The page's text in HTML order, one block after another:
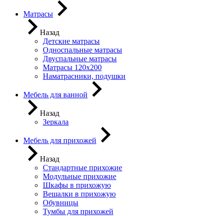
Матрасы
Назад
Детские матрасы
Односпальные матрасы
Двуспальные матрасы
Матрасы 120х200
Наматрасники, подушки
Мебель для ванной
Назад
Зеркала
Мебель для прихожей
Назад
Стандартные прихожие
Модульные прихожие
Шкафы в прихожую
Вешалки в прихожую
Обувницы
Тумбы для прихожей